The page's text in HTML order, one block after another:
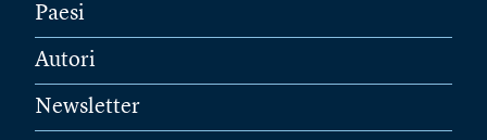
Paesi
Autori
Newsletter